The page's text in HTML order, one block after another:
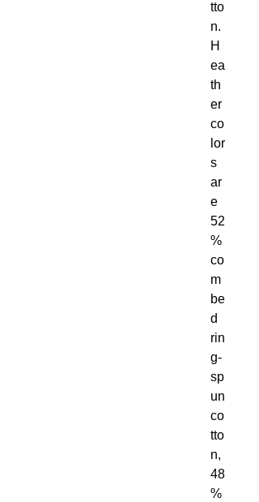
tto
n.
H
ea
th
er
co
lor
s
ar
e
52
%
co
m
be
d
rin
g-
sp
un
co
tto
n,
48
%